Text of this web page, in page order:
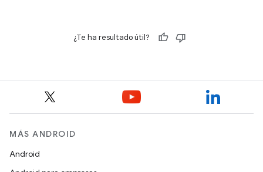
¿Te ha resultado útil?
MÁS ANDROID
Android